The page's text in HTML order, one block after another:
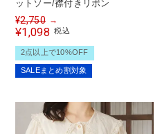
ットソー/襟付きリボン
¥2,750 →
¥1,098 税込
2点以上で10%OFF
SALEまとめ割対象